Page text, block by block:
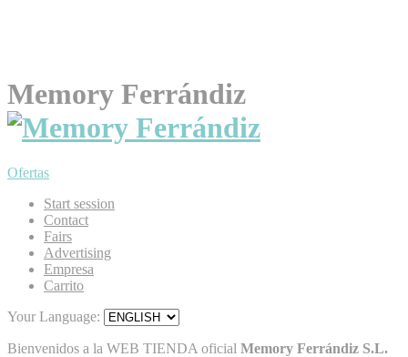
Memory Ferrándiz
Ofertas
Start session
Contact
Fairs
Advertising
Empresa
Carrito
Your Language:
Bienvenidos a la WEB TIENDA oficial Memory Ferrándiz S.L.